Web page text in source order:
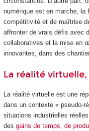
numérique est en marche, la
compétitivité et de maîtrise
affronter de vrais défis avec
collaboratives et la mise en
innovantes, dans des
La réalité
La réalité virtuelle est une
dans un contexte « pseudo-
situations industrielles
des gains de temps, de